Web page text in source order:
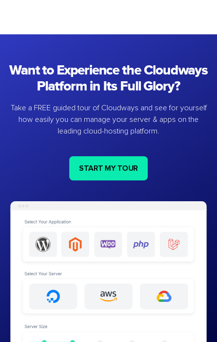
Want to Experience the Cloudways
Platform in Its Full Glory?
Take a FREE guided tour of Cloudways and see for yourself
how easily you can manage your server & apps on the
leading cloud-hosting platform.
START MY TOUR